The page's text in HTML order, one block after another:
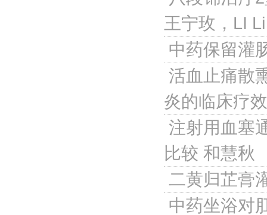
王宁玫，LI
中药保留灌
活血止痛散
炎的临床疗
注射用血塞
比较 和慧秋
二黄归芷膏
中药坐浴对